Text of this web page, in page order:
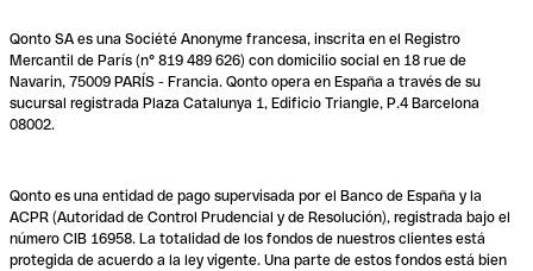
Qonto SA es una Société Anonyme francesa, inscrita en el Registro
Mercantil de París (n° 819 489 626) con domicilio social en 18 rue de
Navarin, 75009 PARÍS - Francia. Qonto opera en España a través de su
sucursal registrada Plaza Catalunya 1, Edificio Triangle, P.4 Barcelona
08002.
Qonto es una entidad de pago supervisada por el Banco de España y la
ACPR (Autoridad de Control Prudencial y de Resolución), registrada bajo el
número CIB 16958. La totalidad de los fondos de nuestros clientes está
protegida de acuerdo a la ley vigente. Una parte de estos fondos está bien